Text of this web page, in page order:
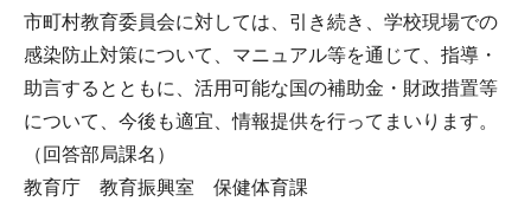
市町村教育委員会に対しては、引き続き、学校現場での
感染防止対策について、マニュアル等を通じて、指導・
助言するとともに、活用可能な国の補助金・財政措置等
について、今後も適宜、情報提供を行ってまいります。
（回答部局課名）
教育庁 教育振興室 保健体育課